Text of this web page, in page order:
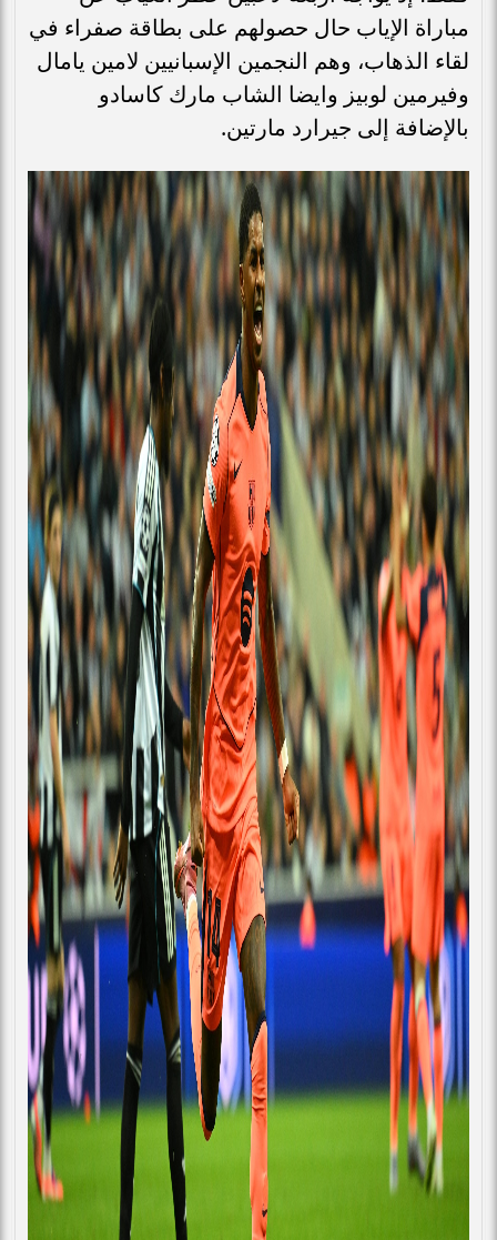
مباراة الإياب حال حصولهم على بطاقة صفراء في
لقاء الذهاب، وهم النجمين الإسبانيين لامين يامال
وفيرمين لوبيز وايضا الشاب مارك كاسادو
بالإضافة إلى جيرارد مارتين.